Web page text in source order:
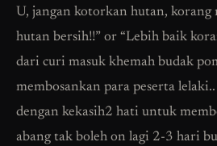
U, jangan kotorkan hutan, korang
hutan bersih!!” or “Lebih baik
dari curi masuk khemah budak
membosankan para peserta
dengan kekasih2 hati untuk
abang tak boleh on lagi 2-3 hari